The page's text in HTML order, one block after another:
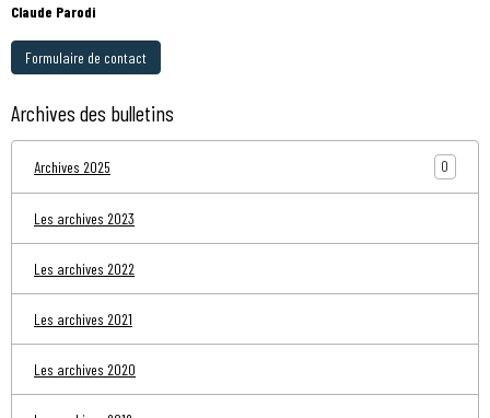
Claude Parodi
Formulaire de contact
Archives des bulletins
Archives 2025 0
Les archives 2023
Les archives 2022
Les archives 2021
Les archives 2020